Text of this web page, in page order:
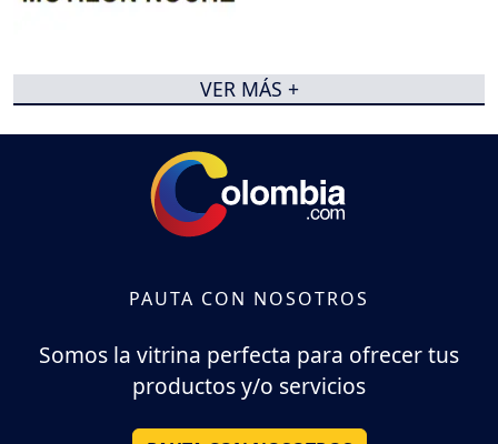
VER MÁS +
PAUTA CON NOSOTROS
Somos la vitrina perfecta para ofrecer tus
productos y/o servicios